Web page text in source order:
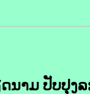
ນາມ ປັບປຸງ​